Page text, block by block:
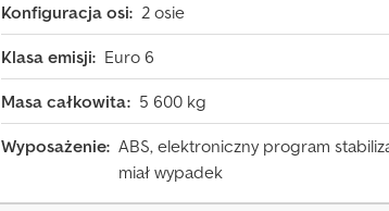
Konfiguracja osi: 2 osie
Klasa emisji: Euro 6
Masa całkowita: 5 600 kg
Wyposażenie: ABS, elektroniczny program
miał wypadek